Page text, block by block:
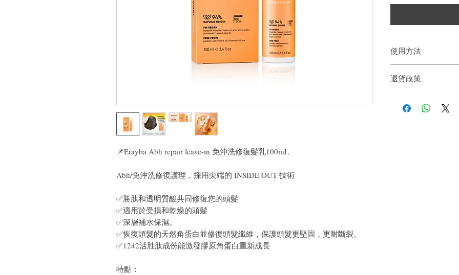
📌Erayba Abh repair leave-in 免沖洗修復髮乳100mL
Abh/免沖洗修復護理，採用尖端的 INSIDE OUT 技術
✅勝肽和透明質酸共同修復您的頭髮
✅適用於受損和乾燥的頭髮
✅深層補水保濕。
✅恢復頭髮的天然角蛋白並修復頭髮纖維，保護頭髮更堅固，更耐斷裂。
✅1242活胜肽成份能激發膠原角蛋白重新成長
特點：
使用方法
2-3 泵，均勻塗抹到頭
退貨政策
戶。首先，您需要在